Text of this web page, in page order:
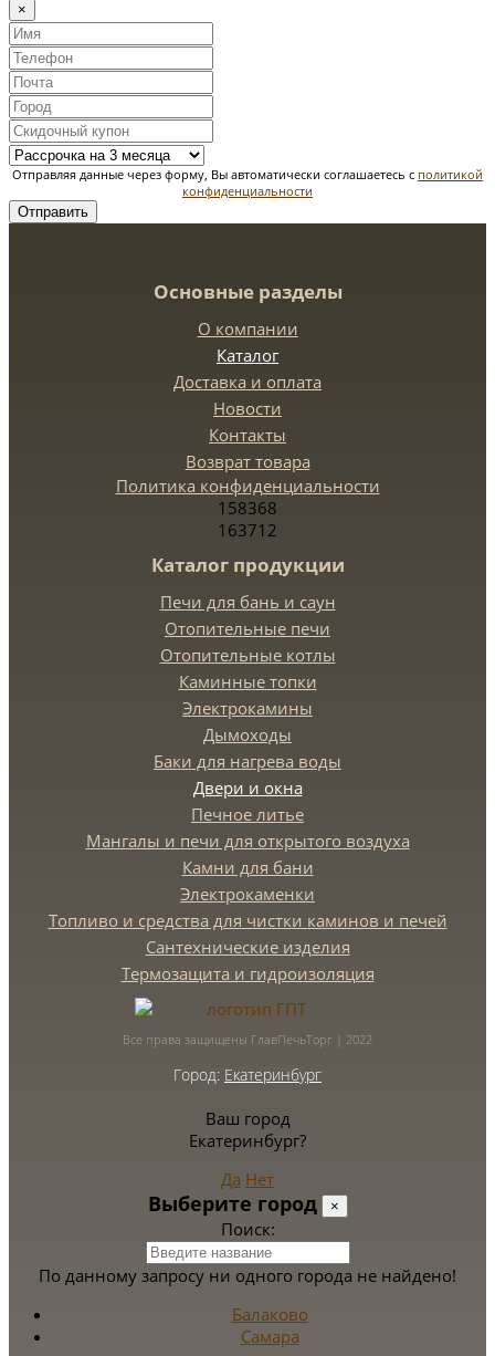
×
Отправляя данные через форму, Вы автоматически соглашаетесь с политикой
конфиденциальности
Отправить
Основные разделы
О компании
Каталог
Доставка и оплата
Новости
Контакты
Возврат товара
Политика конфиденциальности
158368
163712
Каталог продукции
Печи для бань и саун
Отопительные печи
Отопительные котлы
Каминные топки
Электрокамины
Дымоходы
Баки для нагрева воды
Двери и окна
Печное литье
Мангалы и печи для открытого воздуха
Камни для бани
Электрокаменки
Топливо и средства для чистки каминов и печей
Сантехнические изделия
Термозащита и гидроизоляция
Все права защищены ГлавПечьТорг | 2022
Город: Екатеринбург
Ваш город
Екатеринбург?
Да Нет
Выберите город ×
Поиск:
По данному запросу ни одного города не найдено!
Балаково
Самара